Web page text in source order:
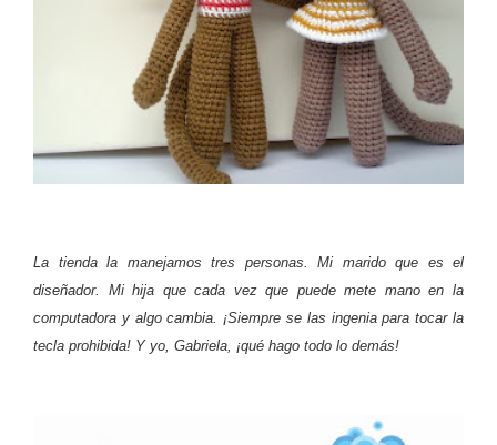
La tienda la manejamos tres personas. Mi marido que es el
diseñador. Mi hija que cada vez que puede mete mano en la
computadora y algo cambia. ¡Siempre se las ingenia para tocar la
tecla prohibida! Y yo, Gabriela, ¡qué hago todo lo demás!